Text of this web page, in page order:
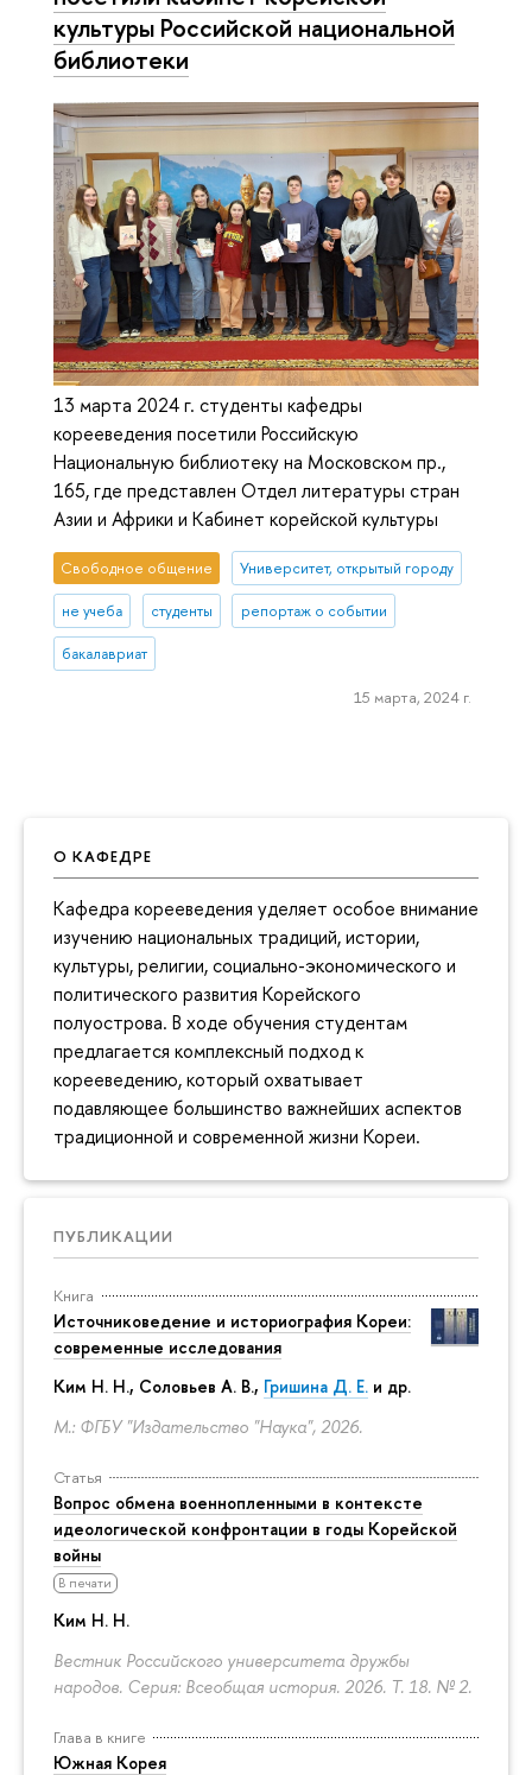
О КАФЕДРЕ
Кафедра корееведения уделяет особое внимание
изучению национальных традиций, истории,
культуры, религии, социально-экономического и
политического развития Корейского
полуострова. В ходе обучения студентам
предлагается комплексный подход к
корееведению, который охватывает
подавляющее большинство важнейших аспектов
традиционной и современной жизни Кореи.
ПУБЛИКАЦИИ
Книга
Источниковедение и историография Кореи:
современные исследования
Ким Н. Н., Соловьев А. В., Гришина Д. Е. и др.
М.: ФГБУ "Издательство "Наука", 2026.
Статья
Вопрос обмена военнопленными в контексте
идеологической конфронтации в годы Корейской
войны
В печати
Ким Н. Н.
Вестник Российского университета дружбы
народов. Серия: Всеобщая история. 2026. Т. 18. № 2.
Глава в книге
Южная Корея
культуры Российской на­ци­о­наль­ной
библиотеки
13 марта 2024 г. студенты кафедры
корееведения посетили Российскую
Национальную библиотеку на Московском пр.,
165, где представлен Отдел литературы стран
Азии и Африки и Кабинет корейской культуры
Свободное общение Университет, открытый городу
не учеба студенты репортаж о событии
бакалавриат
15 марта, 2024 г.